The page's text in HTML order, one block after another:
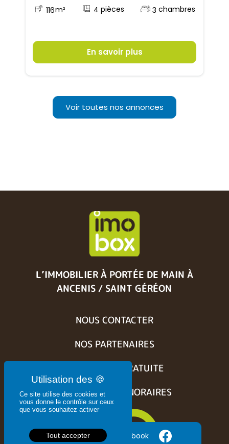
116m² 4 3
En savoir plus
Voir toutes nos annonces
L’IMMOBILIER À PORTÉE DE MAIN À
ANCENIS / SAINT GÉRÉON
NOUS CONTACTER
NOS PARTENAIRES
ESTIMATION GRATUITE
BARÈME DES HONORAIRES
Suivez nous sur Facebook
Ce site utilise des cookies et
vous donne le contrôle sur ceux
que vous souhaitez activer
Tout accepter